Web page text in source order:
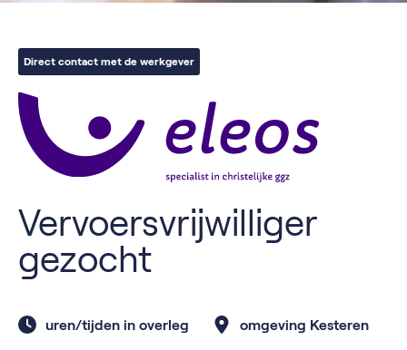
Direct contact met de werkgever
Vervoersvrijwilliger
gezocht
uren/tijden in overleg omgeving Kesteren